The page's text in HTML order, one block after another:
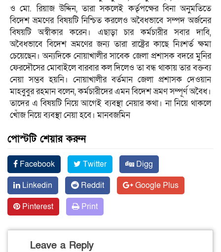
ও মো. রিয়াজ উদ্দিন, তারা সকলেই কর্তৃপক্ষের বিনা অনুমতিতে
বিদেশ ভ্রমণের বিষয়টি নিশ্চিত করলেও অবৈধভাবে সম্পদ অর্জনের
বিষয়টি অস্বীকার করেন। এছাড়া চার কর্মচারীর সবার দাবি,
অবৈধভাবে বিদেশ ভ্রমণের জন্য তারা রাষ্ট্রের কাছে নিঃশর্ত ক্ষমা
চেয়েছেন। অন্যদিকে নোয়াখালীর সাবেক জেলা প্রশাসক বদরে মুনির
ফেরদৌসের মোবাইলে বারবার কল দিলেও তা বন্ধ থাকায় তার বক্তব্য
নেয়া সম্ভব হয়নি। নোয়াখালীর বর্তমান জেলা প্রশাসক দেওয়ান
মাহবুবুর রহমান বলেন, কর্মচারীদের এমন বিদেশ ভ্রমণ সম্পূর্ণ অবৈধ।
তাদের এ বিষয়টি নিয়ে আগেই ব্যবস্থা নেয়ার কথা। না নিয়ে থাকলে
খোঁজ নিয়ে ব্যবস্থা নেয়া হবে। মানবজমিন
পোস্টটি শেয়ার করুন
Facebook Twitter
Digg
Linkedin
Reddit
Google Plus
Pinterest
Print
Leave a Reply